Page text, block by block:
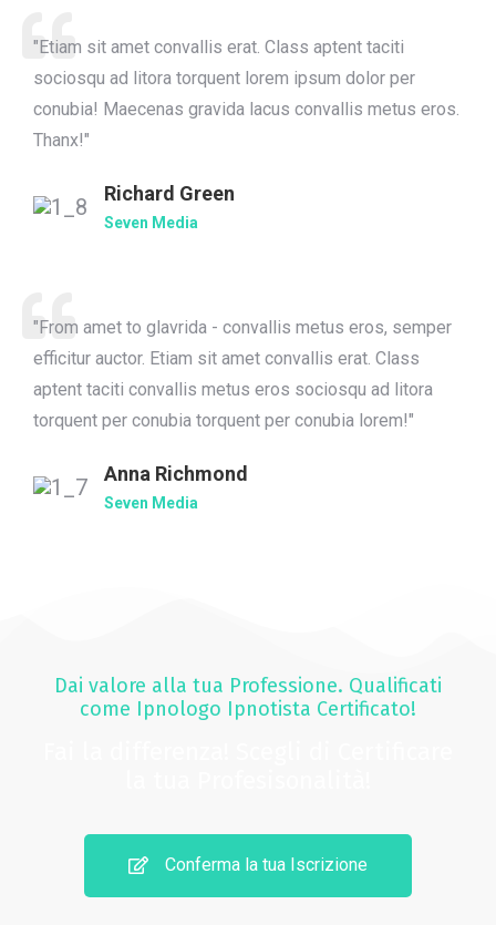
"Etiam sit amet convallis erat. Class aptent taciti
sociosqu ad litora torquent lorem ipsum dolor per
conubia! Maecenas gravida lacus convallis metus eros.
Thanx!"
Richard Green
Seven Media
"From amet to glavrida - convallis metus eros, semper
efficitur auctor. Etiam sit amet convallis erat. Class
aptent taciti convallis metus eros sociosqu ad litora
torquent per conubia torquent per conubia lorem!"
Anna Richmond
Seven Media
Dai valore alla tua Professione. Qualificati
come Ipnologo Ipnotista Certificato!
Conferma la tua Iscrizione